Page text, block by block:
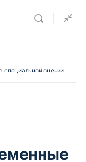
Обучение членов комиссии по проведению специальной оценки условий труда